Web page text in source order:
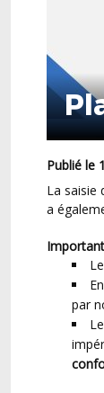
Publié
La saisie
a
Important
par